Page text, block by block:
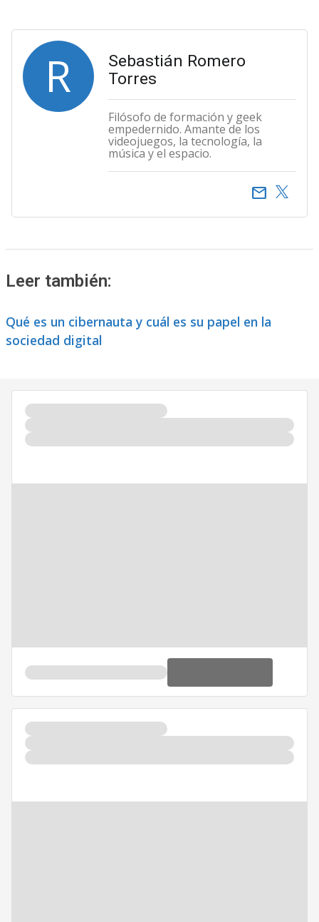
R
Sebastián Romero
Torres
Filósofo de formación y geek
empedernido. Amante de los
videojuegos, la tecnología, la
música y el espacio.
email
Leer también:
Qué es un cibernauta y cuál es su papel en la
sociedad digital